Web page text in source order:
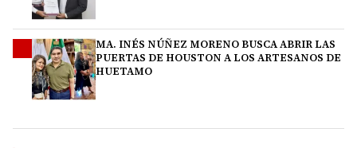
MA. INÉS NÚÑEZ MORENO BUSCA ABRIR LAS
PUERTAS DE HOUSTON A LOS ARTESANOS DE
HUETAMO